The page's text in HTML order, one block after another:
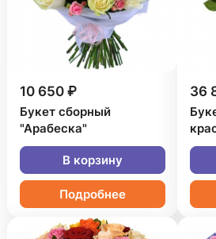
10 650 ₽
Букет сборный
"Арабеска"
В корзину
Подробнее
36